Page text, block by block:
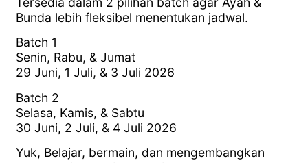
Bunda lebih fleksibel menentukan jadwal.
Batch 1
Senin, Rabu, & Jumat
29 Juni, 1 Juli, & 3 Juli 2026
Batch 2
Selasa, Kamis, & Sabtu
30 Juni, 2 Juli, & 4 Juli 2026
Yuk, Belajar, bermain, dan mengembangkan